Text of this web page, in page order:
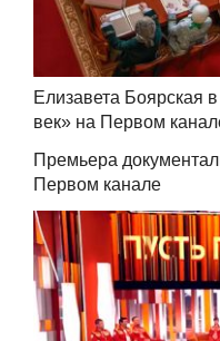
Елизавета Боярская
век» на Первом
Премьера
Первом канале